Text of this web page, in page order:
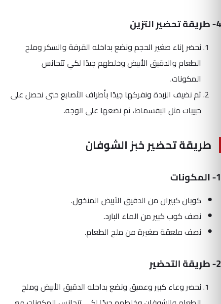
4- طريقة تحضير التزين
نحضر إناء صغير الحجم ونضع بداخله القرفة والسكر وملح
الطعام والدقيق الأبيض وخلطهم جيدًا لكي تتجانس
المكونات.
ثم نضيف الزبدة ونفركها جيدًا بأطراف الأصابع حتى نحصل على
حبيبات مثل البقسماط، ثم نضعها على الوجه.
طريقة تحضير خبز الشوفان
1- المكونات
كوبان كبيران من الدقيق الأبيض المنخول.
نصف كوب كبير من الماء البارد.
نصف ملعقة صغيرة من ملح الطعام.
2- طريقة التحضير
نحضر وعاء كبير وعميق ونضع بداخله الدقيق الأبيض وملح